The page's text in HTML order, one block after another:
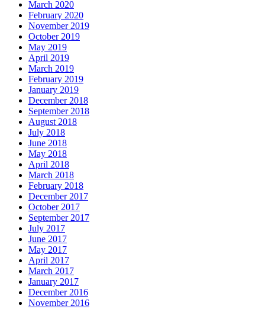
March 2020
February 2020
November 2019
October 2019
May 2019
April 2019
March 2019
February 2019
January 2019
December 2018
September 2018
August 2018
July 2018
June 2018
May 2018
April 2018
March 2018
February 2018
December 2017
October 2017
September 2017
July 2017
June 2017
May 2017
April 2017
March 2017
January 2017
December 2016
November 2016